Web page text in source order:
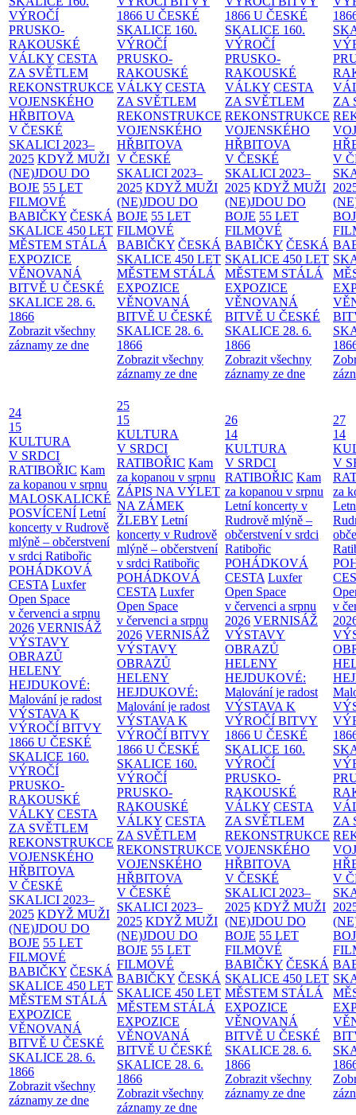
VÝROČÍ
PRUSKO-
RAKOUSKÉ
VÁLKY CESTA
ZA SVĚTLEM
REKONSTRUKCE
VOJENSKÉHO
HŘBITOVA
V ČESKÉ
SKALICI 2023–
2025 KDYŽ MUŽI
(NE)JDOU DO
BOJE 55 LET
FILMOVÉ
BABIČKY ČESKÁ
SKALICE 450 LET
MĚSTEM STÁLÁ
EXPOZICE
VĚNOVANÁ
BITVĚ U ČESKÉ
SKALICE 28. 6.
1866
Zobrazit všechny
záznamy ze dne
1866 U ČESKÉ
SKALICE 160.
VÝROČÍ
PRUSKO-
RAKOUSKÉ
VÁLKY CESTA
ZA SVĚTLEM
REKONSTRUKCE
VOJENSKÉHO
HŘBITOVA
V ČESKÉ
SKALICI 2023–
2025 KDYŽ MUŽI
(NE)JDOU DO
BOJE 55 LET
FILMOVÉ
BABIČKY ČESKÁ
SKALICE 450 LET
MĚSTEM STÁLÁ
EXPOZICE
VĚNOVANÁ
BITVĚ U ČESKÉ
SKALICE 28. 6.
1866
Zobrazit všechny
záznamy ze dne
1866 U ČESKÉ
SKALICE 160.
VÝROČÍ
PRUSKO-
RAKOUSKÉ
VÁLKY CESTA
ZA SVĚTLEM
REKONSTRUKCE
VOJENSKÉHO
HŘBITOVA
V ČESKÉ
SKALICI 2023–
2025 KDYŽ MUŽI
(NE)JDOU DO
BOJE 55 LET
FILMOVÉ
BABIČKY ČESKÁ
SKALICE 450 LET
MĚSTEM STÁLÁ
EXPOZICE
VĚNOVANÁ
BITVĚ U ČESKÉ
SKALICE 28. 6.
1866
Zobrazit všechny
záznamy ze dne
ZA
V
24
15
KULTURA
V SRDCI
RATIBOŘIC Kam
za kopanou v srpnu
MALOSKALICKÉ
POSVÍCENÍ Letní
koncerty v Rudrově
mlýně – občerstvení
v srdci Ratibořic
POHÁDKOVÁ
CESTA Luxfer
Open Space
v červenci a srpnu
2026 VERNISÁŽ
VÝSTAVY
OBRAZŮ
HELENY
HEJDUKOVÉ:
Malování je radost
VÝSTAVA K
VÝROČÍ BITVY
1866 U ČESKÉ
SKALICE 160.
VÝROČÍ
PRUSKO-
RAKOUSKÉ
VÁLKY CESTA
ZA SVĚTLEM
REKONSTRUKCE
VOJENSKÉHO
HŘBITOVA
V ČESKÉ
SKALICI 2023–
2025 KDYŽ MUŽI
(NE)JDOU DO
BOJE 55 LET
FILMOVÉ
BABIČKY ČESKÁ
SKALICE 450 LET
MĚSTEM STÁLÁ
EXPOZICE
VĚNOVANÁ
BITVĚ U ČESKÉ
SKALICE 28. 6.
1866
Zobrazit všechny
záznamy ze dne
25
15
KULTURA
V SRDCI
RATIBOŘIC Kam
za kopanou v srpnu
ZÁPIS NA VÝLET
NA ZÁMEK
ŽLEBY Letní
koncerty v Rudrově
mlýně – občerstvení
v srdci Ratibořic
POHÁDKOVÁ
CESTA Luxfer
Open Space
v červenci a srpnu
2026 VERNISÁŽ
VÝSTAVY
OBRAZŮ
HELENY
HEJDUKOVÉ:
Malování je radost
VÝSTAVA K
VÝROČÍ BITVY
1866 U ČESKÉ
SKALICE 160.
VÝROČÍ
PRUSKO-
RAKOUSKÉ
VÁLKY CESTA
ZA SVĚTLEM
REKONSTRUKCE
VOJENSKÉHO
HŘBITOVA
V ČESKÉ
SKALICI 2023–
2025 KDYŽ MUŽI
(NE)JDOU DO
BOJE 55 LET
FILMOVÉ
BABIČKY ČESKÁ
SKALICE 450 LET
MĚSTEM STÁLÁ
EXPOZICE
VĚNOVANÁ
BITVĚ U ČESKÉ
SKALICE 28. 6.
1866
Zobrazit všechny
záznamy ze dne
26
14
KULTURA
V SRDCI
RATIBOŘIC Kam
za kopanou v srpnu
Letní koncerty v
Rudrově mlýně –
občerstvení v srdci
Ratibořic
POHÁDKOVÁ
CESTA Luxfer
Open Space
v červenci a srpnu
2026 VERNISÁŽ
VÝSTAVY
OBRAZŮ
HELENY
HEJDUKOVÉ:
Malování je radost
VÝSTAVA K
VÝROČÍ BITVY
1866 U ČESKÉ
SKALICE 160.
VÝROČÍ
PRUSKO-
RAKOUSKÉ
VÁLKY CESTA
ZA SVĚTLEM
REKONSTRUKCE
VOJENSKÉHO
HŘBITOVA
V ČESKÉ
SKALICI 2023–
2025 KDYŽ MUŽI
(NE)JDOU DO
BOJE 55 LET
FILMOVÉ
BABIČKY ČESKÁ
SKALICE 450 LET
MĚSTEM STÁLÁ
EXPOZICE
VĚNOVANÁ
BITVĚ U ČESKÉ
SKALICE 28. 6.
1866
Zobrazit všechny
záznamy ze dne
27
14
V
za
v
ZA
V